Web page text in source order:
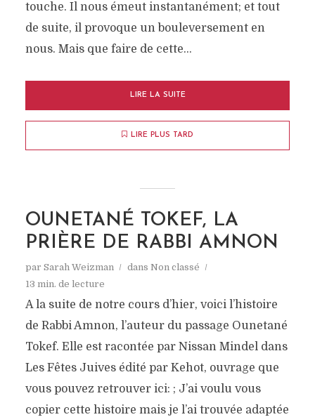
VAET’HANAN /
MITTERRAND ET LES
JUIFS
touche. Il nous émeut instantanément; et tout
de suite, il provoque un bouleversement en
nous. Mais que faire de cette...
LIRE LA SUITE
LIRE PLUS TARD
OUNETANÉ TOKEF, LA
PRIÈRE DE RABBI AMNON
par Sarah Weizman dans Non classé
13 min. de lecture
A la suite de notre cours d’hier, voici l’histoire
de Rabbi Amnon, l’auteur du passage Ounetané
Tokef. Elle est racontée par Nissan Mindel dans
Les Fêtes Juives édité par Kehot, ouvrage que
vous pouvez retrouver ici: ; J’ai voulu vous
copier cette histoire mais je l’ai trouvée adaptée